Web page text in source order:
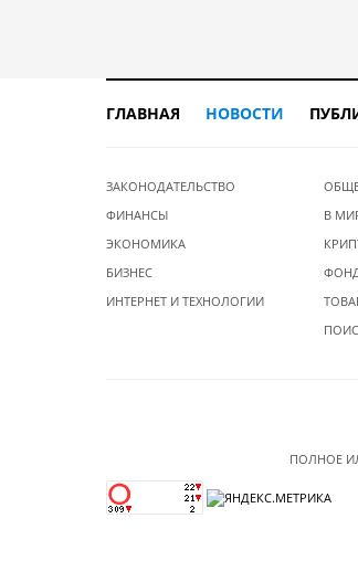
ГЛАВНАЯ НОВОСТИ
ЗАКОНОДАТЕЛЬСТВО
ФИНАНСЫ
ЭКОНОМИКА
БИЗНЕС
ИНТЕРНЕТ И ТЕХНОЛОГИИ
В
ПОЛНОЕ